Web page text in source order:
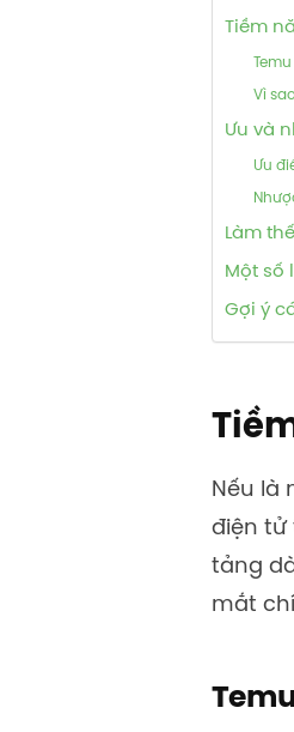
Tiềm
Vì
Ưu và
Ưu
Làm
Một số
Gợi ý
Nếu là
điện tử
tảng
mắt